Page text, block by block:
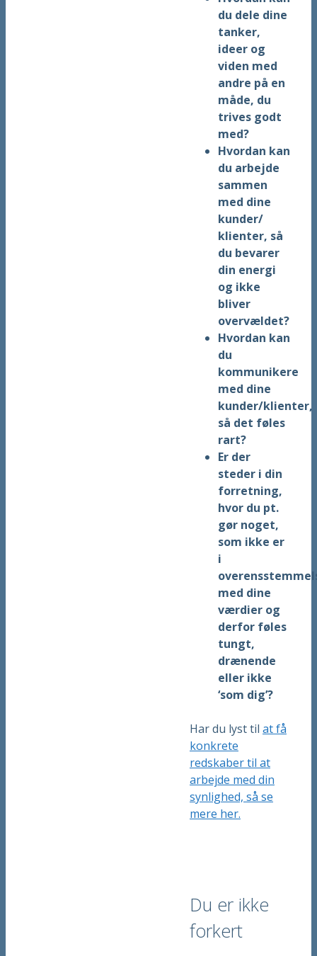
du dele dine
tanker,
ideer og
viden med
andre på en
måde, du
trives godt
med?
Hvordan kan
du arbejde
sammen
med dine
kunder/
klienter, så
du bevarer
din energi
og ikke
bliver
overvældet?
Hvordan kan
du
kommunikere
med dine
kunder/klienter,
så det føles
rart?
Er der
steder i din
forretning,
hvor du pt.
gør noget,
som ikke er
i
med dine
værdier og
derfor føles
tungt,
drænende
eller ikke
‘som dig’?
Har du lyst til at få
konkrete
redskaber til at
arbejde med din
synlighed, så se
mere her.
Du er ikke
forkert